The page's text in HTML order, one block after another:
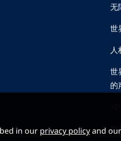
无
世
人
世
的
世
in our privacy policyand our